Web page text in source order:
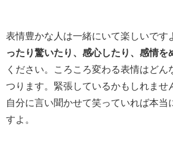
表情豊かな人は一緒にいて楽しいです
ったり驚いたり、感心したり、感情を
ください。ころころ変わる表情はどん
つります。緊張しているかもしれませ
自分に言い聞かせて笑っていれば本当
すよ。